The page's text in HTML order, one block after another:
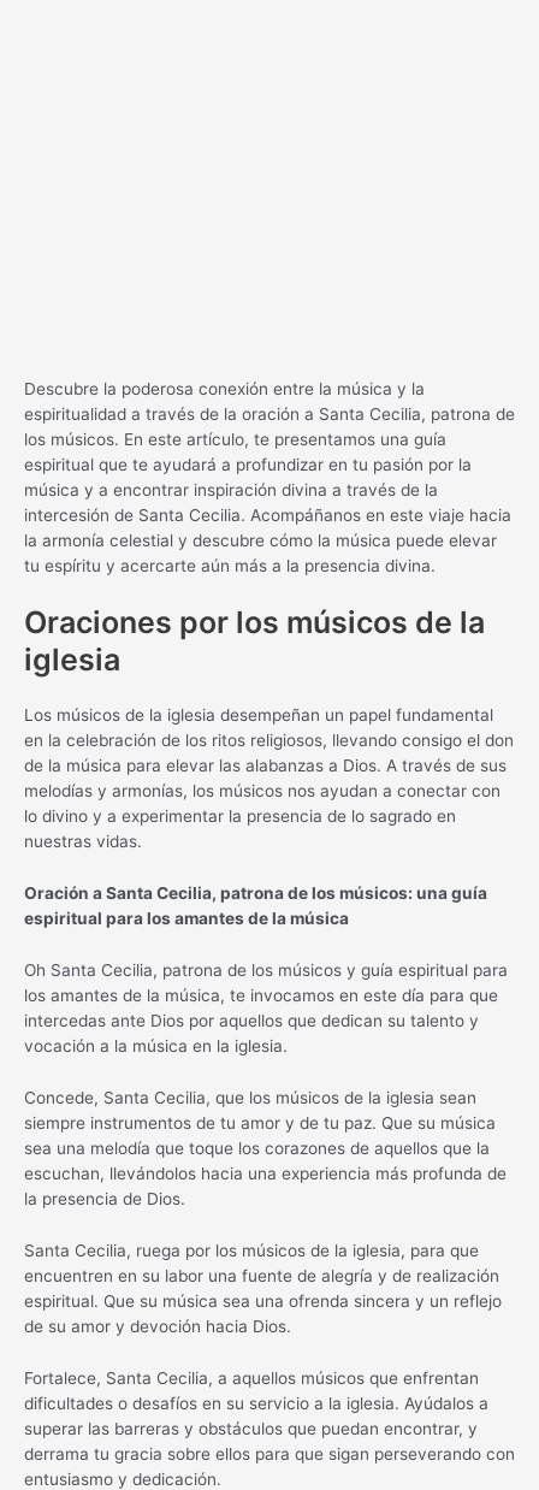
Descubre la poderosa conexión entre la música y la
espiritualidad a través de la oración a Santa Cecilia, patrona de
los músicos. En este artículo, te presentamos una guía
espiritual que te ayudará a profundizar en tu pasión por la
música y a encontrar inspiración divina a través de la
intercesión de Santa Cecilia. Acompáñanos en este viaje hacia
la armonía celestial y descubre cómo la música puede elevar
tu espíritu y acercarte aún más a la presencia divina.
Oraciones por los músicos de la
iglesia
Los músicos de la iglesia desempeñan un papel fundamental
en la celebración de los ritos religiosos, llevando consigo el don
de la música para elevar las alabanzas a Dios. A través de sus
melodías y armonías, los músicos nos ayudan a conectar con
lo divino y a experimentar la presencia de lo sagrado en
nuestras vidas.
Oración a Santa Cecilia, patrona de los músicos: una guía
espiritual para los amantes de la música
Oh Santa Cecilia, patrona de los músicos y guía espiritual para
los amantes de la música, te invocamos en este día para que
intercedas ante Dios por aquellos que dedican su talento y
vocación a la música en la iglesia.
Concede, Santa Cecilia, que los músicos de la iglesia sean
siempre instrumentos de tu amor y de tu paz. Que su música
sea una melodía que toque los corazones de aquellos que la
escuchan, llevándolos hacia una experiencia más profunda de
la presencia de Dios.
Santa Cecilia, ruega por los músicos de la iglesia, para que
encuentren en su labor una fuente de alegría y de realización
espiritual. Que su música sea una ofrenda sincera y un reflejo
de su amor y devoción hacia Dios.
Fortalece, Santa Cecilia, a aquellos músicos que enfrentan
dificultades o desafíos en su servicio a la iglesia. Ayúdalos a
superar las barreras y obstáculos que puedan encontrar, y
derrama tu gracia sobre ellos para que sigan perseverando con
entusiasmo y dedicación.